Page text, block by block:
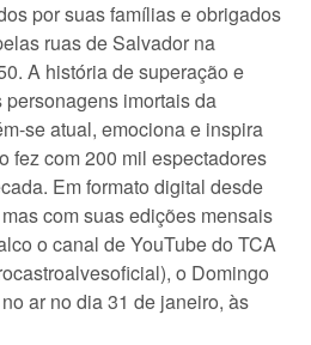
por suas famílias e obrigados
ruas de Salvador na
A história de superação e
imortais da
se atual, emociona e inspira
fez com 200 mil espectadores
Em formato digital desde
com suas edições mensais
o canal de YouTube do TCA
o Domingo
ar no dia 31 de janeiro, às